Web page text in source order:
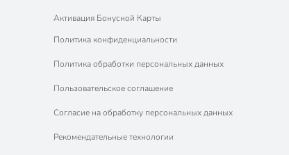
Активация Бонусной Карты
Политика конфиденциальности
Политика обработки персональных данных
Пользовательское соглашение
Согласие на обработку персональных данных
Рекомендательные технологии